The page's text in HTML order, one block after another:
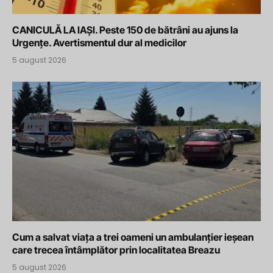
CANICULĂ LA IAȘI. Peste 150 de bătrâni au ajuns la
Urgențe. Avertismentul dur al medicilor
5 august 2026
Cum a salvat viața a trei oameni un ambulanțier ieșean
care trecea întâmplător prin localitatea Breazu
5 august 2026